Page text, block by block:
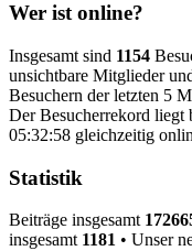
Wer ist online?
Insgesamt sind 1154
unsichtbare Mitglieder
Besuchern der letzten 5
Der Besucherrekord liegt
05:32:58 gleichzeitig
Statistik
Beiträge insgesamt
insgesamt 1181 • Unser